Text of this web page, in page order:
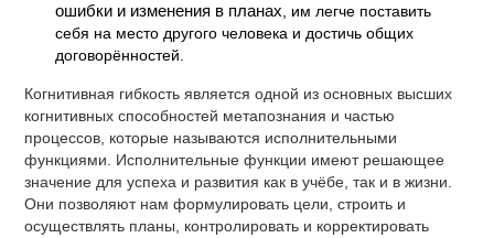
ошибки и изменения в планах , им легче поставить
себя на место другого человека и достичь общих
договорённостей.
Когнитивная гибкость является одной из основных высших
когнитивных способностей метапознания и частью
процессов, которые называются исполнительными
функциями. Исполнительные функции имеют решающее
значение для успеха и развития как в учёбе, так и в жизни.
Они позволяют нам формулировать цели, строить и
осуществлять планы, контролировать и корректировать